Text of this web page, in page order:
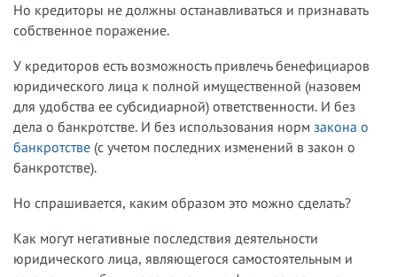
Но кредиторы не должны останавливаться и признавать
собственное поражение.
У кредиторов есть возможность привлечь бенефициаров
юридического лица к полной имущественной (назовем
для удобства ее субсидиарной) ответственности. И без
дела о банкротстве. И без использования норм закона о
банкротстве (с учетом последних изменений в закон о
банкротстве).
Но спрашивается, каким образом это можно сделать?
Как могут негативные последствия деятельности
юридического лица, являющегося самостоятельным и